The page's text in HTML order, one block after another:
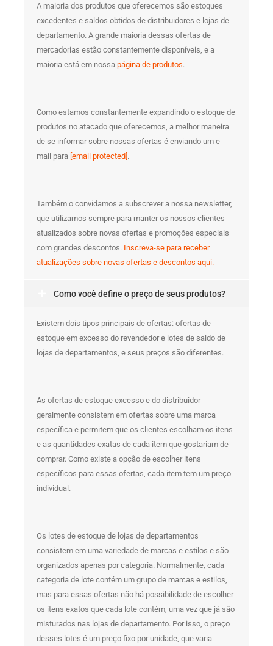
A maioria dos produtos que oferecemos são estoques
excedentes e saldos obtidos de distribuidores e lojas de
departamento. A grande maioria dessas ofertas de
mercadorias estão constantemente disponíveis, e a
maioria está em nossa página de produtos.
Como estamos constantemente expandindo o estoque de
produtos no atacado que oferecemos, a melhor maneira
de se informar sobre nossas ofertas é enviando um e-
mail para [email protected] .
Também o convidamos a subscrever a nossa newsletter,
que utilizamos sempre para manter os nossos clientes
atualizados sobre novas ofertas e promoções especiais
com grandes descontos. Inscreva-se para receber
atualizações sobre novas ofertas e descontos aqui.
Como você define o preço de seus produtos?
Existem dois tipos principais de ofertas: ofertas de
estoque em excesso do revendedor e lotes de saldo de
lojas de departamentos, e seus preços são diferentes.
As ofertas de estoque excesso e do distribuidor
geralmente consistem em ofertas sobre uma marca
específica e permitem que os clientes escolham os itens
e as quantidades exatas de cada item que gostariam de
comprar. Como existe a opção de escolher itens
específicos para essas ofertas, cada item tem um preço
individual.
Os lotes de estoque de lojas de departamentos
consistem em uma variedade de marcas e estilos e são
organizados apenas por categoria. Normalmente, cada
categoria de lote contém um grupo de marcas e estilos,
mas para essas ofertas não há possibilidade de escolher
os itens exatos que cada lote contém, uma vez que já são
misturados nas lojas de departamento. Por isso, o preço
desses lotes é um preço fixo por unidade, que varia